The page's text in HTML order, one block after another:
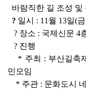
바람직한 길 조성 및
? 일시 : 11월 13일(금
? 장소 : 국제신문 4
? 진행
* 주최 : 부산길축제
민모임
* 주관 : 문화도시